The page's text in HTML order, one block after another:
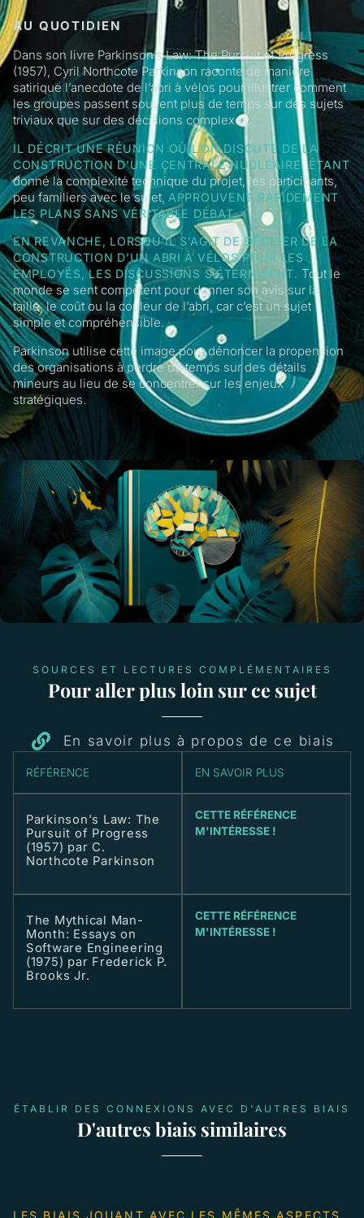
AU QUOTIDIEN
Dans son livre Parkinson’s Law: The Pursuit of Progress
(1957), Cyril Northcote Parkinson raconte de manière
satirique l’anecdote de l’abri à vélos pour illustrer comment
les groupes passent souvent plus de temps sur des sujets
triviaux que sur des décisions complexes.
IL DÉCRIT UNE RÉUNION OÙ L’ON DISCUTE DE LA
CONSTRUCTION D’UNE CENTRALE NUCLÉAIRE. ÉTANT
donné la complexité technique du projet, les participants,
peu familiers avec le sujet, APPROUVENT RAPIDEMENT
LES PLANS SANS VÉRITABLE DÉBAT.
EN REVANCHE, LORSQU’IL S’AGIT DE DÉCIDER DE LA
CONSTRUCTION D’UN ABRI À VÉLOS POUR LES
EMPLOYÉS, LES DISCUSSIONS S’ÉTERNISENT. Tout le
monde se sent compétent pour donner son avis sur la
taille, le coût ou la couleur de l’abri, car c’est un sujet
simple et compréhensible.
Parkinson utilise cette image pour dénoncer la propension
des organisations à perdre du temps sur des détails
mineurs au lieu de se concentrer sur les enjeux
stratégiques.
SOURCES ET LECTURES COMPLÉMENTAIRES
Pour aller plus loin sur ce sujet
En savoir plus à propos de ce biais
RÉFÉRENCE EN SAVOIR PLUS
Parkinson's Law: The
Pursuit of Progress
(1957) par C.
Northcote Parkinson
CETTE RÉFÉRENCE
M'INTÉRESSE !
The Mythical Man-
Month: Essays on
Software Engineering
(1975) par Frederick P.
Brooks Jr.
CETTE RÉFÉRENCE
M'INTÉRESSE !
ÉTABLIR DES CONNEXIONS AVEC D'AUTRES BIAIS
D'autres biais similaires
LES BIAIS JOUANT AVEC LES MÊMES ASPECTS